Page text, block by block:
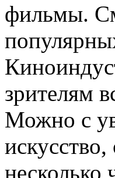
фильмы.
зрителям
Можно с
искусство,